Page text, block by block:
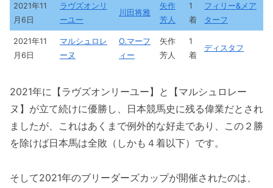
2021年11
月6日
ラヴズオンリ
ーユー
川田将雅
矢作
芳人
1
着
フィリー&メア
ターフ
2021年11
月6日
マルシュロレ
ーヌ
O.マーフ
ィー
矢作
芳人
1
着
ディスタフ
2021年に【ラヴズオンリーユー】と【マルシュロレー
ヌ】が立て続けに優勝し、日本競馬史に残る偉業だとされ
ましたが、これはあくまで例外的な好走であり、この２勝
を除けば日本馬は全敗（しかも４着以下）です。
そして2021年のブリーダーズカップが開催されたのは、